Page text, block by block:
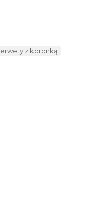
z koronką